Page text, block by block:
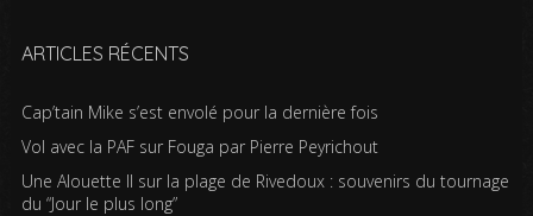
ARTICLES RÉCENTS
Cap’tain Mike s’est envolé pour la dernière fois
Vol avec la PAF sur Fouga par Pierre Peyrichout
Une Alouette II sur la plage de Rivedoux : souvenirs du tournage
du “Jour le plus long”